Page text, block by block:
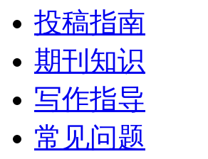
投稿指南
期刊知识
写作指导
常见问题